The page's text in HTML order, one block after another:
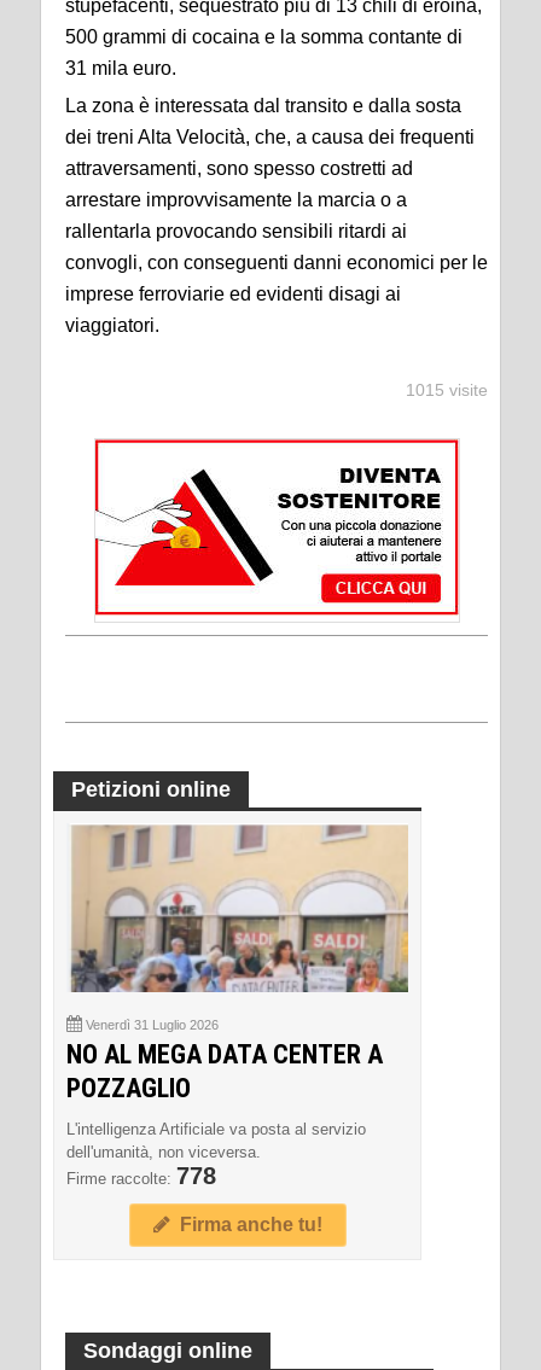
stupefacenti, sequestrato più di 13 chili di eroina,
500 grammi di cocaina e la somma contante di
31 mila euro.
La zona è interessata dal transito e dalla sosta
dei treni Alta Velocità, che, a causa dei frequenti
attraversamenti, sono spesso costretti ad
arrestare improvvisamente la marcia o a
rallentarla provocando sensibili ritardi ai
convogli, con conseguenti danni economici per le
imprese ferroviarie ed evidenti disagi ai
viaggiatori.
1015 visite
Petizioni online
Venerdì 31 Luglio 2026
NO AL MEGA DATA CENTER A
POZZAGLIO
L'intelligenza Artificiale va posta al servizio
dell'umanità, non viceversa.
Firme raccolte: 778
Firma anche tu!
Sondaggi online